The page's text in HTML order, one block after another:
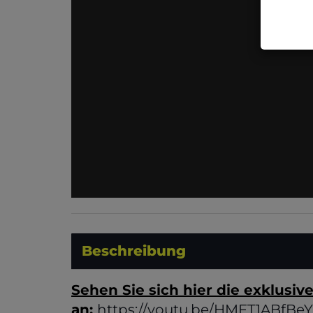
Beschreibung
Sehen Sie sich hier die
an: https://youtu.be/